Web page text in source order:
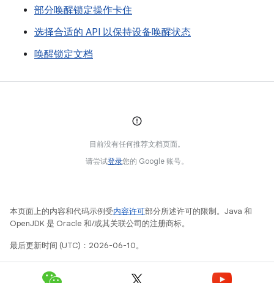
部分唤醒锁定操作卡住
选择合适的 API 以保持设备唤醒状态
唤醒锁定文档
目前没有任何推荐文档页面。
请尝试登录您的 Google 账号。
本页面上的内容和代码示例受内容许可部分所述许可的限制。Java 和
OpenJDK 是 Oracle 和/或其关联公司的注册商标。
最后更新时间 (UTC)：2026-06-10。